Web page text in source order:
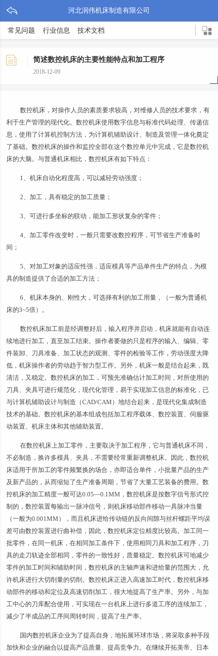
河北润伟机床制造有限公司
常见问题 行业信息 技术文档
简述数控机床的主要性能特点和加工程序
2018-12-09
数控机床，对操作人员的素质要求较高，对维修人员的技术要求，有
利于生产管理的现代化。数控机床使用数字信息与标准代码处理、传递信
息，使用了计算机控制方法，为计算机辅助设计、制造及管理一体化奠定
了基础。数控机床的操作和监控全部在这个数控单元中完成，它是数控机
床的大脑。与普通机床相比，数控机床有如下特点：
1、机床自动化程度高，可以减轻劳动强度；
2、加工，具有稳定的加工质量；
3、可进行多坐标的联动，能加工形状复杂的零件；
4、加工零件改变时，一般只需要改数控程序，可节省生产准备时
间；
5、对加工对象的适应性强，适应模具等产品单件生产的特点，为模
具的制造提供了合适的加工方法；
6、机床本身的、刚性大，可选择有利的加工用量，（一般为普通机
床的3~5倍）。
数控机床加工前是经调整好后，输入程序并启动，机床就能有自动连
续地进行加工，直至加工结束。操作者要做的只是程序的输入、编辑、零
件装卸、刀具准备、加工状态的观测、零件的检验等工作，劳动强度大降
低，机床操作者的劳动趋于智力型工作。另外，机床一般是结合起来，既
清洁，又稳定。数控机床的加工，可预先准确估计加工时间，对所使用的
刀具、夹具可进行规范化，现代化管理，易于实现加工信息的标准化，已
与计算机辅助设计与制造（CAD/CAM）地结合起来，是现代化集成制造
技术的基础。数控机床的基本组成包括加工程序载体、数控装置、伺服驱
动装置、机床主体和其他辅助装置。
在数控机床上加工零件，主要取决于加工程序，它与普通机床不同，
不必制造，换许多模具、夹具，不需要经常重新调整机床。因此，数控机
床适用于所加工的零件频繁换的场合，亦即适合单件，小批量产品的生产
及新产品的，从而缩短了生产准备周期，节省了大量工艺装备的费用。数
控机床的加工精度一般可达0.05—0.1MM，数控机床是按数字信号形式控
制的，数控装置每输出一脉冲信号，则机床移动部件移动一具脉冲当量
（一般为0.001MM），而且机床进给传动链的反向间隙与丝杆螺距平均误
差可由数控装置进行曲补偿，因此，数控机床定位精度比较高。加工同一
批零件，在同一机床，在相同加工条件下，使用相同刀具和加工程序，刀
具的走刀轨迹全部相同，零件的一致性好，质量稳定。数控机床可地减少
零件的加工时间和辅助时间，数控机床的主轴声速和进给量的范围大，允
许机床进行大切削量的切削。数控机床正进入高速加工时代，数控机床移
动部件的移动和定位及高速切削加工，很大地提高了生产率。另外，与加
工中心的刀库配合使用，可实现在一台机床上进行多道工序的连续加工，
减少了半成品的工序间周转时间，提高了生产率。
国内数控机床企业为了提高自身，地拓展环球市场，将采取多种手段
加快和企业的融合以提高产品质量、提高竞争力。在继续开拓美帝、日本